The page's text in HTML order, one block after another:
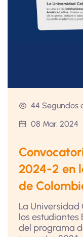
44 Segundos
08 Mar, 2024
2024-2 en
de
La
los
del programa